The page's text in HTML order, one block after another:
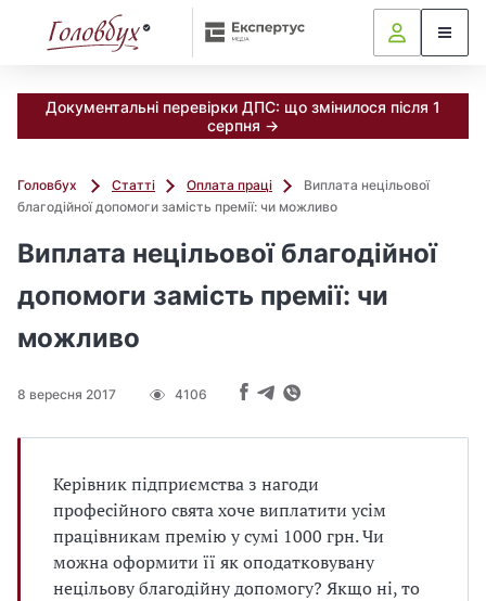
Документальні перевірки ДПС: що змінилося після 1
серпня →
Головбух Статті Оплата праці
Виплата нецільової
благодійної допомоги замість премії: чи можливо
Виплата нецільової благодійної
допомоги замість премії: чи
можливо
8 вересня 2017 4106
Керівник підприємства з нагоди
професійного свята хоче виплатити усім
працівникам премію у сумі 1000 грн. Чи
можна оформити її як оподатковувану
нецільову благодійну допомогу? Якщо ні, то